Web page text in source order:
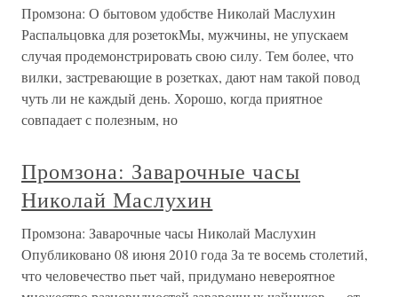
Промзона: О бытовом удобстве Николай Маслухин
Распальцовка для розетокМы, мужчины, не упускаем
случая продемонстрировать свою силу. Тем более, что
вилки, застревающие в розетках, дают нам такой повод
чуть ли не каждый день. Хорошо, когда приятное
совпадает с полезным, но
Промзона: Заварочные часы
Николай Маслухин
Промзона: Заварочные часы Николай Маслухин
Опубликовано 08 июня 2010 года За те восемь столетий,
что человечество пьет чай, придумано невероятное